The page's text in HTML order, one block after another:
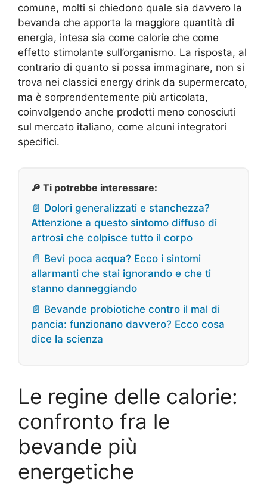
comune, molti si chiedono quale sia davvero la
bevanda che apporta la maggiore quantità di
energia, intesa sia come calorie che come
effetto stimolante sull’organismo. La risposta, al
contrario di quanto si possa immaginare, non si
trova nei classici energy drink da supermercato,
ma è sorprendentemente più articolata,
coinvolgendo anche prodotti meno conosciuti
sul mercato italiano, come alcuni integratori
specifici.
🔎 Ti potrebbe interessare:
📄 Dolori generalizzati e stanchezza?
Attenzione a questo sintomo diffuso di
artrosi che colpisce tutto il corpo
📄 Bevi poca acqua? Ecco i sintomi
allarmanti che stai ignorando e che ti
stanno danneggiando
📄 Bevande probiotiche contro il mal di
pancia: funzionano davvero? Ecco cosa
dice la scienza
Le regine delle calorie:
confronto fra le
bevande più
energetiche